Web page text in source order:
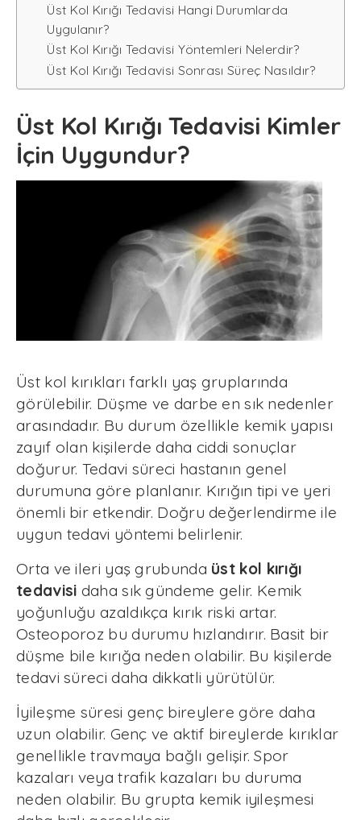
Üst Kol Kırığı Tedavisi Hangi Durumlarda
Uygulanır?
Üst Kol Kırığı Tedavisi Yöntemleri Nelerdir?
Üst Kol Kırığı Tedavisi Sonrası Süreç Nasıldır?
Üst Kol Kırığı Tedavisi Kimler
İçin Uygundur?
Üst kol kırıkları farklı yaş gruplarında
görülebilir. Düşme ve darbe en sık nedenler
arasındadır. Bu durum özellikle kemik yapısı
zayıf olan kişilerde daha ciddi sonuçlar
doğurur. Tedavi süreci hastanın genel
durumuna göre planlanır. Kırığın tipi ve yeri
önemli bir etkendir. Doğru değerlendirme ile
uygun tedavi yöntemi belirlenir.
Orta ve ileri yaş grubunda üst kol kırığı
tedavisi daha sık gündeme gelir. Kemik
yoğunluğu azaldıkça kırık riski artar.
Osteoporoz bu durumu hızlandırır. Basit bir
düşme bile kırığa neden olabilir. Bu kişilerde
tedavi süreci daha dikkatli yürütülür.
İyileşme süresi genç bireylere göre daha
uzun olabilir. Genç ve aktif bireylerde kırıklar
genellikle travmaya bağlı gelişir. Spor
kazaları veya trafik kazaları bu duruma
neden olabilir. Bu grupta kemik iyileşmesi